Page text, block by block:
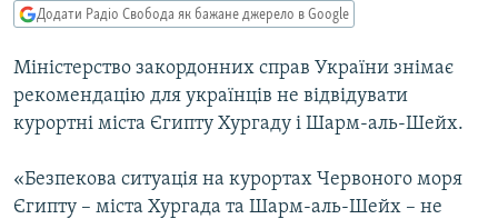
до
КУЛЬТУРА
СПОРТ
УКРАЇНА
КРИМ.РЕАЛІЇ
ТИ ЯК?
МУЛЬТИМЕДІА
Додати Радіо Свобода як бажане джерело в Google
Міністерство закордонних справ України знімає
рекомендацію для українців не відвідувати
курортні міста Єгипту Хургаду і Шарм-аль-Шейх.
«Безпекова ситуація на курортах Червоного моря
Єгипту – міста Хургада та Шарм-аль-Шейх – не